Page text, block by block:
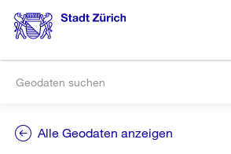
Alle Geodaten anzeigen